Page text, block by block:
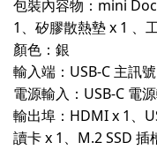
包裝內容物：mini
1、矽膠散熱墊 x 1 、
顏色：銀
輸入端：USB-C 主訊
電源輸入：USB-C 電
輸出埠：HDMI x 1、
讀卡 x 1、M.2 SSD 插